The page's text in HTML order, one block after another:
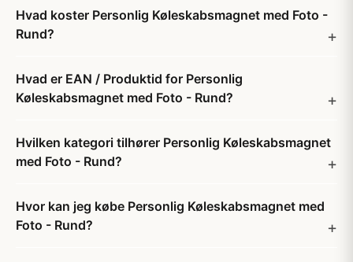
Hvad koster Personlig Køleskabsmagnet med Foto -
Rund?
Hvad er EAN / Produktid for Personlig
Køleskabsmagnet med Foto - Rund?
Hvilken kategori tilhører Personlig Køleskabsmagnet
med Foto - Rund?
Hvor kan jeg købe Personlig Køleskabsmagnet med
Foto - Rund?